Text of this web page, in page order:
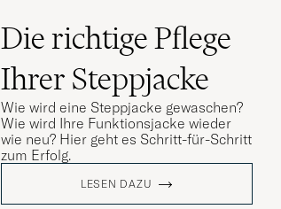
Die richtige Pflege
Ihrer Steppjacke
Wie wird eine Steppjacke gewaschen?
Wie wird Ihre Funktionsjacke wieder
wie neu? Hier geht es Schritt-für-Schritt
zum Erfolg.
LESEN DAZU